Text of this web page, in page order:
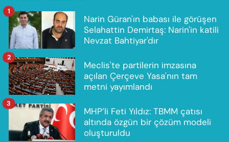
Narin Güran'ın babası ile görüşen
Selahattin Demirtaş: Narin'in katili
Nevzat Bahtiyar'dır
1
Meclis'te partilerin imzasına
açılan Çerçeve Yasa'nın tam
metni yayımlandı
2
MHP’li Feti Yıldız: TBMM çatısı
altında özgün bir çözüm modeli
oluşturuldu
3